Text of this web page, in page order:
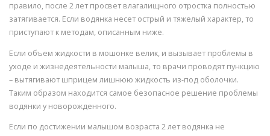
правило, после 2 лет просвет влагалищного отростка полностью
затягивается. Если водянка несет острый и тяжелый характер, то
приступают к методам, описанным ниже.
Если объем жидкости в мошонке велик, и вызывает проблемы в
уходе и жизнедеятельности малыша, то врачи проводят пункцию
– вытягивают шприцем лишнюю жидкость из-под оболочки.
Таким образом находится самое безопасное решение проблемы
водянки у новорожденного.
Если по достижении малышом возраста 2 лет водянка не